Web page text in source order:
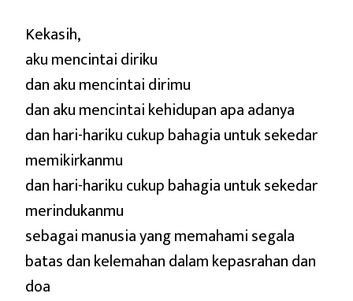
Kekasih,
aku mencintai diriku
dan aku mencintai dirimu
dan aku mencintai kehidupan apa adanya
dan hari-hariku cukup bahagia untuk sekedar
memikirkanmu
dan hari-hariku cukup bahagia untuk sekedar
merindukanmu
sebagai manusia yang memahami segala
batas dan kelemahan dalam kepasrahan dan
doa